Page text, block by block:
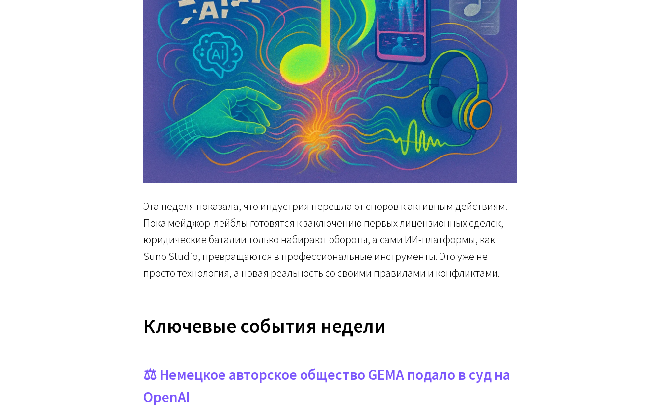
Эта неделя показала, что индустрия перешла от споров к активным действиям.
Пока мейджор-лейблы готовятся к заключению первых лицензионных сделок,
юридические баталии только набирают обороты, а сами ИИ-платформы, как
Suno Studio, превращаются в профессиональные инструменты. Это уже не
просто технология, а новая реальность со своими правилами и конфликтами.
Ключевые события недели
⚖️ Немецкое авторское общество GEMA подало в суд на
OpenAI